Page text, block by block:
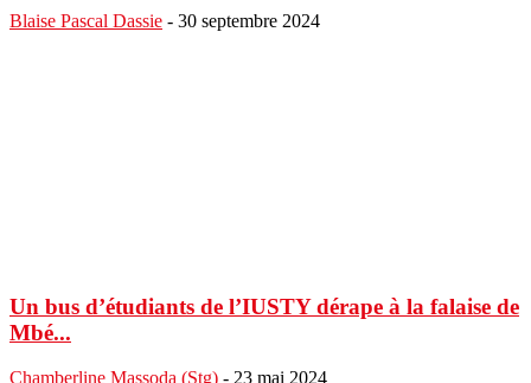
Blaise Pascal Dassie - 30 septembre 2024
Un bus d’étudiants de l’IUSTY dérape à la falaise de
Mbé...
Chamberline Massoda (Stg) - 23 mai 2024